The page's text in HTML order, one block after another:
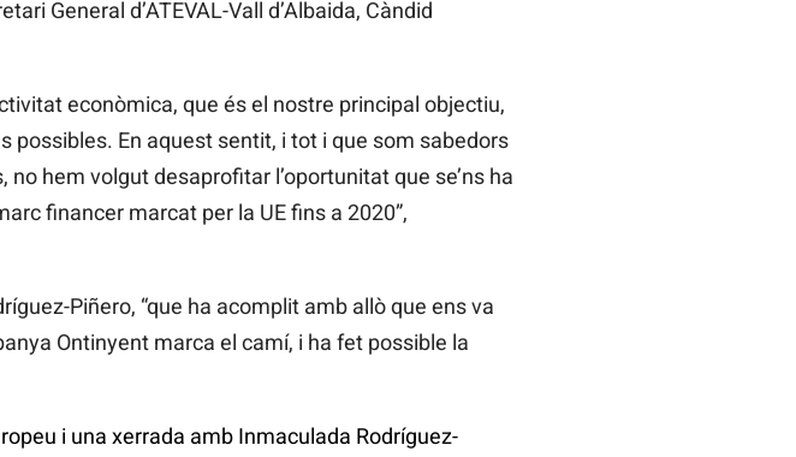
General d’ATEVAL-Vall d’Albaida, Càndid
econòmica, que és el nostre principal objectiu,
possibles. En aquest sentit, i tot i que som sabedors
hem volgut desaprofitar l’oportunitat que se’ns ha
financer marcat per la UE fins a 2020”,
Piñero, “que ha acomplit amb allò que ens va
Ontinyent marca el camí, i ha fet possible la
i una xerrada amb Inmaculada Rodríguez-